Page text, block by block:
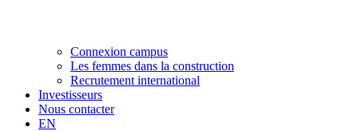
Connexion campus
Les femmes dans la construction
Recrutement international
Investisseurs
Nous contacter
EN